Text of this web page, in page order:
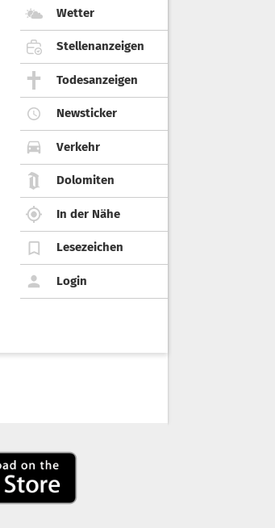
Wetter
Stellenanzeigen
Todesanzeigen
Newsticker
Verkehr
Dolomiten
In der Nähe
Lesezeichen
Login